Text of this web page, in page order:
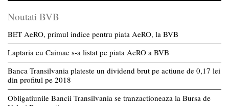
Noutati BVB
BET AeRO, primul indice pentru piata AeRO, la BVB
Laptaria cu Caimac s-a listat pe piata AeRO a BVB
Banca Transilvania plateste un dividend brut pe actiune de 0,17 lei
din profitul pe 2018
Obligatiunile Bancii Transilvania se tranzactioneaza la Bursa de